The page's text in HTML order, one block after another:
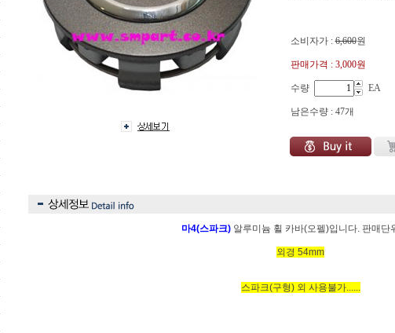
소비자가 :6,600원
판매가격 : 3,000원
수량 EA
남은수량 : 47개
마4(스파크) 알루미늄 휠 카바(오펠)입니다. 판매단
외경 54mm
스파크(구형) 외 사용불가......